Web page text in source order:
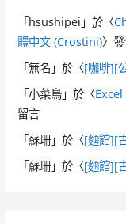
「hsushipei 」於〈
體中文 (Crostini)〉
「無名 」於〈[咖啡][
「小菜鳥 」於〈Excel
留言
「蘇珊 」於〈[麵館][
「蘇珊 」於〈[麵館][